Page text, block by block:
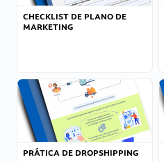
CHECKLIST DE PLANO DE
MARKETING
PRÁTICA DE DROPSHIPPING